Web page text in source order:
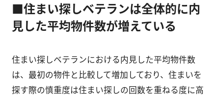
■住まい探しベテランは全体的に内
見した平均物件数が増えている
住まい探しベテランにおける内見した平均物件数
は、最初の物件と比較して増加しており、住まいを
探す際の慎重度は住まい探しの回数を重ねる度に高